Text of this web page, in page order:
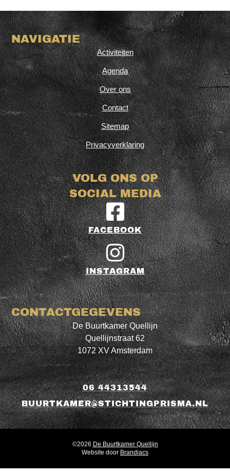
NAVIGATIE
Activiteiten
Agenda
Over ons
Contact
Sitemap
Privacyverklaring
VOLG ONS OP
SOCIAL MEDIA
FACEBOOK
INSTAGRAM
CONTACTGEGEVENS
De Buurtkamer Quellijn
Quellijnstraat 62
1072 XV Amsterdam
06 44313544
BUURTKAMER@STICHTINGPRISMA.NL
©2026 De Buurtkamer Quellijn
Website door Brandiacs